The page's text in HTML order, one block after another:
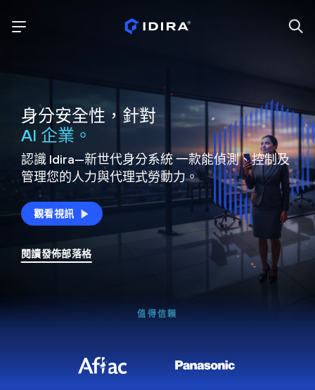
身分安全性，針對
AI 企業。
認識 Idira—新世代身分系統一款能偵測、控制及
管理您的人力與代理式勞動力。
觀看視訊
閱讀發佈部落格
值得信賴